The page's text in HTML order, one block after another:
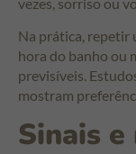
Na prática, repetir
hora do banho ou
previsíveis.
mostram
Sinais e